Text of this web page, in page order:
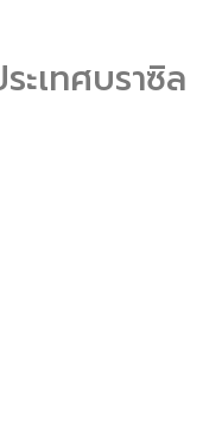
เทศบราซิล